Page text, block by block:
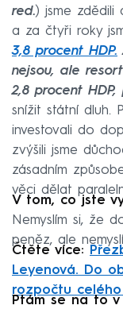
red.) jsme zdědili
a za čtyři roky
3,8 procent HDP.
nejsou, ale
2,8 procent HDP,
snížit státní dluh.
investovali do
zvýšili jsme
zásadním
věci dělat
V tom, co jste
Nemyslím si, že
peněz, ale
Čtěte více:
Leyenová. Do
rozpočtu celého
Ptám se na to v